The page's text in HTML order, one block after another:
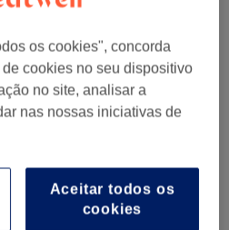
centros perto de
Treatwell
os cookies", concorda
cookies no seu dispositivo
no site, analisar a
nas nossas iniciativas de
Aceitar todos os
cookies